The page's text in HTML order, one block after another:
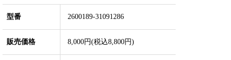
型番 2600189-31091286
販売価格 8,000円(税込8,800円)